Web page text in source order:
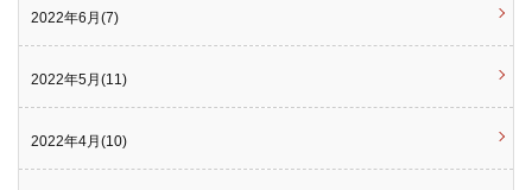
2022年6月(7)
2022年5月(11)
2022年4月(10)